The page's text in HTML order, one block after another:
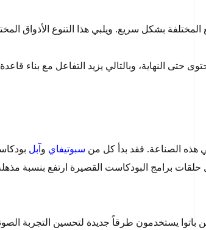
المختلفة بشكل سريع. ويلبي هذا التنوع الأذواق
حتى النهاية، وبالتالي يزيد التفاعل مع بناء
هذه الصناعة. فقد بدأ كل من سبوتيفاي وآبل
يستخدمون طرقاً جديدة لتحسين التجربة